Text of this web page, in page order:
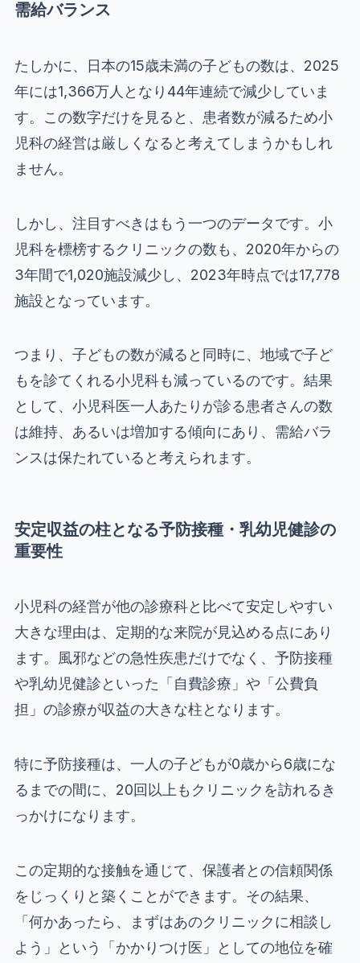
需給バランス
たしかに、日本の15歳未満の子どもの数は、2025
年には1,366万人となり44年連続で減少していま
す。この数字だけを見ると、患者数が減るため小
児科の経営は厳しくなると考えてしまうかもしれ
ません。
しかし、注目すべきはもう一つのデータです。小
児科を標榜するクリニックの数も、2020年からの
3年間で1,020施設減少し、2023年時点では17,778
施設となっています。
つまり、子どもの数が減ると同時に、地域で子ど
もを診てくれる小児科も減っているのです。結果
として、小児科医一人あたりが診る患者さんの数
は維持、あるいは増加する傾向にあり、需給バラ
ンスは保たれていると考えられます。
安定収益の柱となる予防接種・乳幼児健診の
重要性
小児科の経営が他の診療科と比べて安定しやすい
大きな理由は、定期的な来院が見込める点にあり
ます。風邪などの急性疾患だけでなく、予防接種
や乳幼児健診といった「自費診療」や「公費負
担」の診療が収益の大きな柱となります。
特に予防接種は、一人の子どもが0歳から6歳にな
るまでの間に、20回以上もクリニックを訪れるき
っかけになります。
この定期的な接触を通じて、保護者との信頼関係
をじっくりと築くことができます。その結果、
「何かあったら、まずはあのクリニックに相談し
よう」という「かかりつけ医」としての地位を確